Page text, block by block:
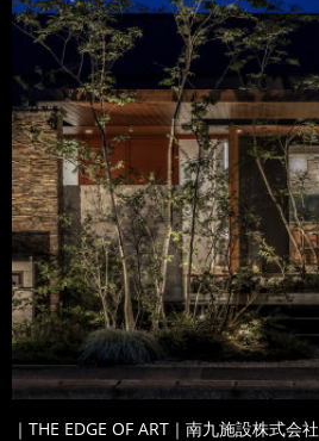
｜THE EDGE OF ART｜南九施設株式会社